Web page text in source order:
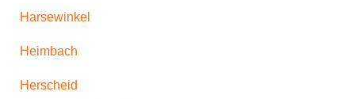
Harsewinkel
Heimbach
Herscheid